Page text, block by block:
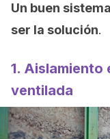
Un buen
ser la solución.
1.
ventilada